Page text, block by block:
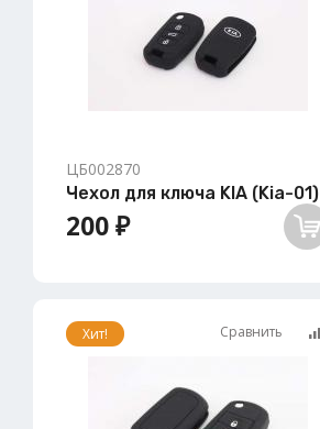
ЦБ002870
Чехол для ключа KIA (Kia-01)
200 ₽
Хит! Сравнить